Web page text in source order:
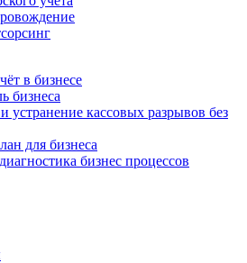
в бизнесе
бизнеса
устранение кассовых разрывов без
для бизнеса
бизнес процессов